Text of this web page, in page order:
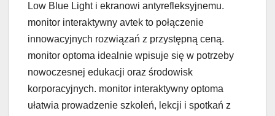
Low Blue Light i ekranowi antyrefleksyjnemu.
monitor interaktywny avtek to połączenie
innowacyjnych rozwiązań z przystępną ceną.
monitor optoma idealnie wpisuje się w potrzeby
nowoczesnej edukacji oraz środowisk
korporacyjnych. monitor interaktywny optoma
ułatwia prowadzenie szkoleń, lekcji i spotkań z